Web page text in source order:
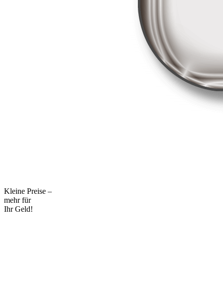
Kleine Preise –
mehr für
Ihr Geld!